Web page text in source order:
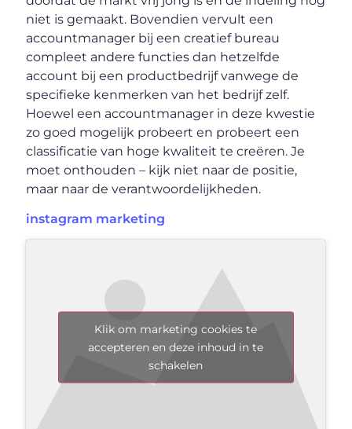
niet is gemaakt. Bovendien vervult een
accountmanager bij een creatief bureau
compleet andere functies dan hetzelfde
account bij een productbedrijf vanwege de
specifieke kenmerken van het bedrijf zelf.
Hoewel een accountmanager in deze kwestie
zo goed mogelijk probeert en probeert een
classificatie van hoge kwaliteit te creëren. Je
moet onthouden – kijk niet naar de positie,
maar naar de verantwoordelijkheden.
instagram marketing
Klik om marketing cookies te
accepteren en deze inhoud in te
schakelen